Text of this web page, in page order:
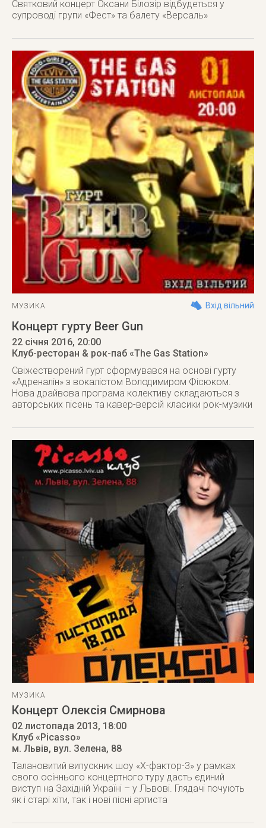
Святковий концерт Оксани Білозір відбудеться у
супроводі групи «Фест» та балету «Версаль»
МУЗИКА Вхід вільний
Концерт гурту Beer Gun
22 січня 2016, 20:00
Клуб-ресторан & рок-паб «The Gas Station»
Свіжестворений гурт сформувався на основі гурту
«Адреналін» з вокалістом Володимиром Фісюком.
Нова драйвова програма колективу складаються з
авторських пісень та кавер-версій класики рок-музики
МУЗИКА
Концерт Олексія Смирнова
02 листопада 2013, 18:00
Клуб «Picasso»
м. Львів, вул. Зелена, 88
Талановитий випускник шоу «Х-фактор-3» у рамках
свого осіннього концертного туру дасть єдиний
виступ на Західній Україні – у Львові. Глядачі почують
як і старі хіти, так і нові пісні артиста